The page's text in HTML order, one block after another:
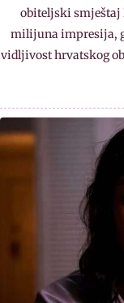
obiteljski smještaj
milijuna impresija,
vidljivost hrvatskog